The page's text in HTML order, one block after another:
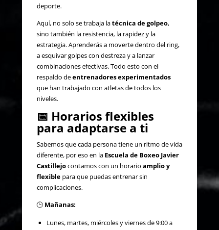
deporte.
Aquí, no solo se trabaja latécnica de golpeo,
sino también la resistencia, la rapidez y la
estrategia. Aprenderás a moverte dentro del ring,
a esquivar golpes con destreza y a lanzar
combinaciones efectivas. Todo esto con el
respaldo deentrenadores experimentados
que han trabajado con atletas de todos los
niveles.
📅 Horarios flexibles
para adaptarse a ti
Sabemos que cada persona tiene un ritmo de vida
diferente, por eso en la Escuela de Boxeo Javier
Castillejocontamos con un horario amplio y
flexiblepara que puedas entrenar sin
complicaciones.
🕒 Mañanas:
Lunes, martes, miércoles y viernes de 9:00 a